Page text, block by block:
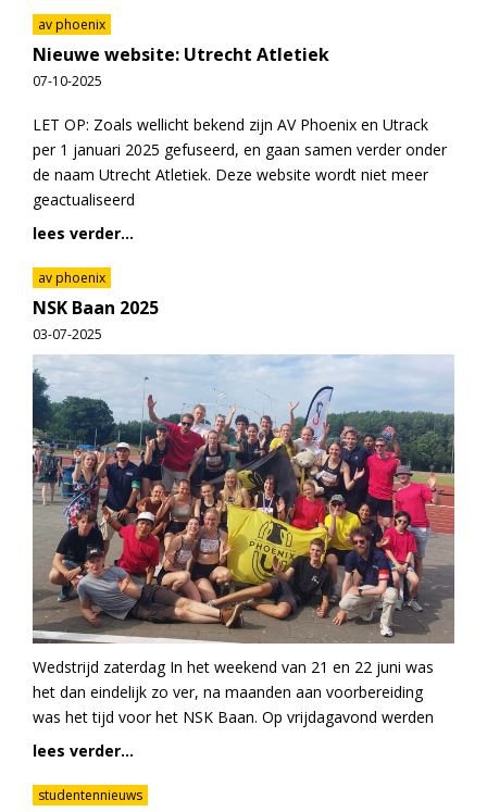
av phoenix
Nieuwe website: Utrecht Atletiek
07-10-2025
LET OP: Zoals wellicht bekend zijn AV Phoenix en Utrack
per 1 januari 2025 gefuseerd, en gaan samen verder onder
de naam Utrecht Atletiek. Deze website wordt niet meer
geactualiseerd
lees verder...
av phoenix
NSK Baan 2025
03-07-2025
Wedstrijd zaterdag In het weekend van 21 en 22 juni was
het dan eindelijk zo ver, na maanden aan voorbereiding
was het tijd voor het NSK Baan. Op vrijdagavond werden
lees verder...
studentennieuws